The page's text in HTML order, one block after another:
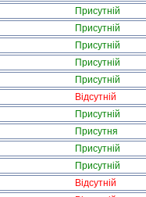
Присутній
Присутній
Присутній
Присутній
Присутній
Відсутній
Присутній
Присутня
Присутній
Присутній
Відсутній